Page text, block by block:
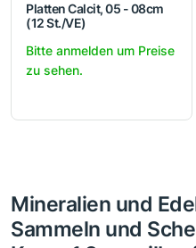
Platten Calcit, 05 - 08cm
(12 St./VE)
Bitte anmelden um Preise
zu sehen.
Mineralien und
Sammeln und